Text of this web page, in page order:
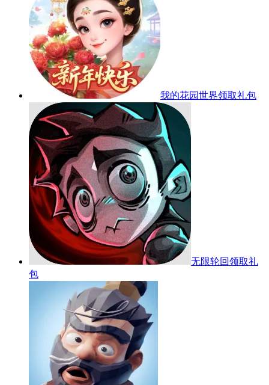
我的花园世界领取礼包
无限轮回领取礼
包